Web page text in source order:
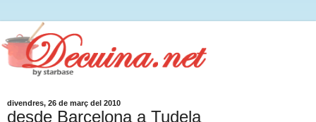
divendres, 26 de març del 2010
desde Barcelona a Tudela